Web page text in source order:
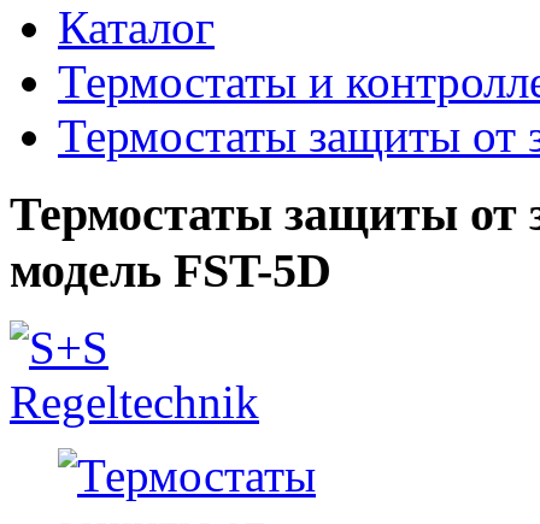
Каталог
Термостаты и
Термостаты защиты от
Термостаты защиты от
модель FST-5D